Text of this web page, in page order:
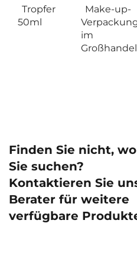
Tropfer
50ml
Make-up-
im
Großhandel
Finden Sie nicht,
Sie suchen?
Kontaktieren Sie
Berater für weitere
verfügbare